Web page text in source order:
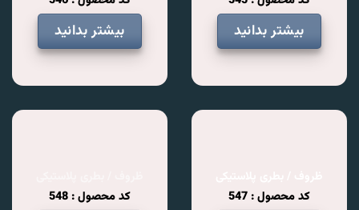
بیشتر بدانید بیشتر بدانید
کد محصول : 547
کد محصول : 548